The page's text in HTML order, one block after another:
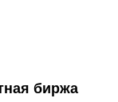
биржа